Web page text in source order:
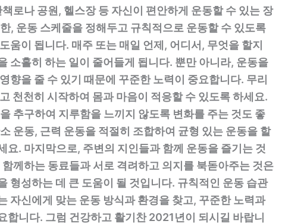
로나 공원, 헬스장 등 자신이 편안하게 운동할 수 있는 장
, 운동 스케줄을 정해두고 규칙적으로 운동할 수 있도록
움이 됩니다. 매주 또는 매일 언제, 어디서, 무엇을 할지
소홀히 하는 일이 줄어들게 됩니다. 뿐만 아니라, 운동을
향을 줄 수 있기 때문에 꾸준한 노력이 중요합니다. 무리
천천히 시작하여 몸과 마음이 적응할 수 있도록 하세요.
추구하여 지루함을 느끼지 않도록 변화를 주는 것도 좋
운동, 근력 운동을 적절히 조합하여 균형 있는 운동을 할
요. 마지막으로, 주변의 지인들과 함께 운동을 즐기는 것
께하는 동료들과 서로 격려하고 의지를 북돋아주는 것은
형성하는 데 큰 도움이 될 것입니다. 규칙적인 운동 습관
자신에게 맞는 운동 방식과 환경을 찾고, 꾸준한 노력과
합니다. 그럼 건강하고 활기찬 2021년이 되시길 바랍니